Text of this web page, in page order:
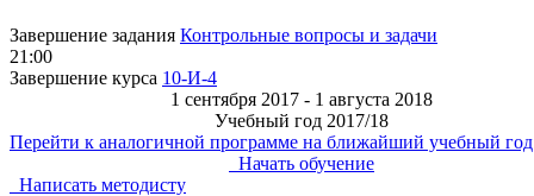
Завершение задания Контрольные вопросы и задачи
21:00
Завершение курса 10-И-4
1 сентября 2017 - 1 августа 2018
Учебный год 2017/18
Перейти к аналогичной программе на ближайший учебный год
Начать обучение
Написать методисту